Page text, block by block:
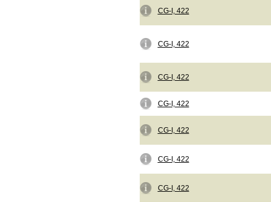
CG-I, 422
CG-I, 422
CG-I, 422
CG-I, 422
CG-I, 422
CG-I, 422
CG-I, 422